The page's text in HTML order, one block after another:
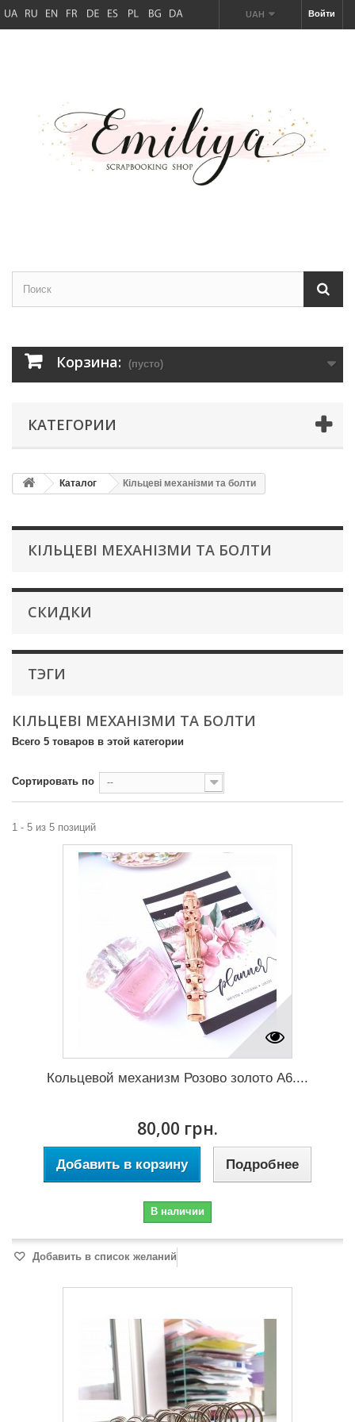
Войти
UAH
Корзина: (пусто)
КАТЕГОРИИ
Каталог Кільцеві механізми та болти
КІЛЬЦЕВІ МЕХАНІЗМИ ТА БОЛТИ
СКИДКИ
ТЭГИ
КІЛЬЦЕВІ МЕХАНІЗМИ ТА БОЛТИ
Всего 5 товаров в этой категории
Сортировать по --
1 - 5 из 5 позиций
Кольцевой механизм Розово золото А6....
80,00 грн.
Добавить в корзину Подробнее
В наличии
Добавить в список желаний